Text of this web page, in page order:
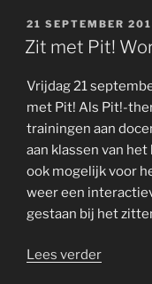
GEPLAATST
OP
21 SEPTEMBER
Zit met Pit!
Vrijdag 21
met Pit! Als Pit!-
trainingen aan
aan klassen van
ook mogelijk voor
weer een
gestaan bij het
Lees verder“Zit